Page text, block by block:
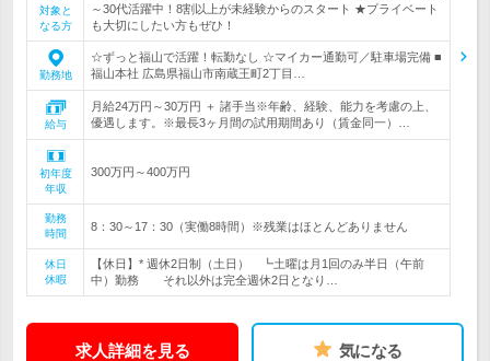
対象と
なる方
～30代活躍中！8割以上が未経験からのスタート ★プライベート
も大切にしたい方もぜひ！
勤務地
☆ずっと福山で活躍！転勤なし ☆マイカー通勤可／駐車場完備 ■
福山本社 広島県福山市南蔵王町2丁目…
給与
月給24万円～30万円 ＋ 諸手当※年齢、経験、能力を考慮の上、
優遇します。※最長3ヶ月間の試用期間あり（賃金同一）…
初年度
年収
300万円～400万円
勤務
時間
8：30～17：30（実働8時間）※残業はほとんどありません
休日
休暇
【休日】* 週休2日制（土日） ┗土曜は月1回のみ半日（午前
中）勤務 それ以外は完全週休2日となり…
求人詳細を見る 気になる